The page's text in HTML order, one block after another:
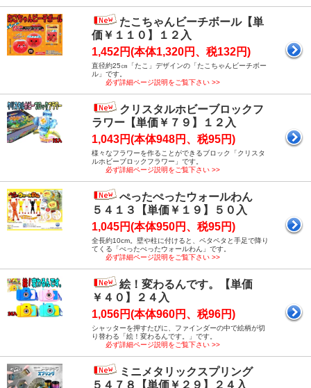
たこちゃんビーチボール【単
価￥１１０】１２入
1,452円(本体1,320円、税132円)
直径約25㎝「たこ」デザインの「たこちゃんビーチボー
ル」です。
必ず詳細ページ説明をご覧下さい >>
クリスタルホビーブロックフ
ラワー【単価￥７９】１２入
1,043円(本体948円、税95円)
様々なフラワーを作ることができるブロック「クリスタ
ルホビーブロックフラワー」です。
必ず詳細ページ説明をご覧下さい >>
ぺったぺったウォールわん
５４１３【単価￥１９】５０入
1,045円(本体950円、税95円)
全長約10cm。壁や柱に付けると、ペタペタと手足で降り
てくる「ぺったぺったウォールわん」です。
必ず詳細ページ説明をご覧下さい >>
絵！変わるんです。【単価
￥４０】２４入
1,056円(本体960円、税96円)
シャッターを押すたびに、ファインダーの中で絵柄が切
り替わる「絵！変わるんです。」です。
必ず詳細ページ説明をご覧下さい >>
ミニメタリックスプリング
５４７８【単価￥２９】２４入